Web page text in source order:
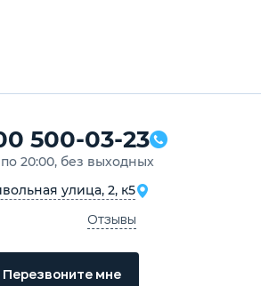
500-03-23
20:00, без выходных
улица, 2, к5
Отзывы
Перезвоните мне